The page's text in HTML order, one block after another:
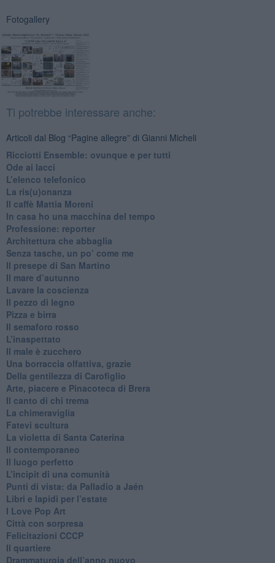
Fotogallery
Ti potrebbe interessare anche:
Articoli dal Blog “Pagine allegre” di Gianni Micheli
​Ricciotti Ensemble: ovunque e per tutti
Ode ai lacci
​L’elenco telefonico
​La ris(u)onanza
​Il caffè Mattia Moreni
​In casa ho una macchina del tempo
Professione: reporter
Architettura che abbaglia
​Senza tasche, un po’ come me
​Il presepe di San Martino
​Il mare d’autunno
​Lavare la coscienza
​Il pezzo di legno
​Pizza e birra
​Il semaforo rosso
​L’inaspettato
​Il male è zucchero
​Una borraccia olfattiva, grazie
​Della gentilezza di Carofiglio
Arte, piacere e Pinacoteca di Brera
​Il canto di chi trema
La chimeraviglia
​Fatevi scultura
​La violetta di Santa Caterina
​Il contemporaneo
​Il luogo perfetto
​L’incipit di una comunità
Punti di vista: da Palladio a Jaén
​Libri e lapidi per l’estate
​I Love Pop Art
Città con sorpresa
Felicitazioni CCCP
​Il quartiere
​Drammaturgia dell’anno nuovo